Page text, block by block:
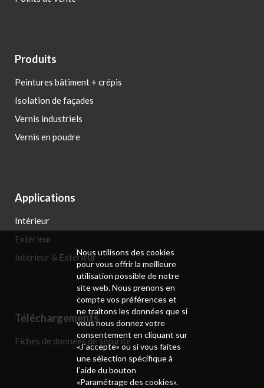
Produits
Peintures bâtiment + crépis
Isolation de façades
Vernis industriels
Vernis en poudre
Applications
Intérieur
Extérieur
Intérieur & Extérieur
Téléchargements
Fiches de données de sécurité
Nous utilisons des cookies
pour vous offrir la meilleure
utilisation possible de notre
site web. Nous prenons en
compte vos préférences et
ne traitons les données que si
vous nous donnez votre
consentement en cliquant sur
«J`accepte» ou si vous faites
une sélection spécifique à
l`aide du bouton
«Paramétrage des cookies».